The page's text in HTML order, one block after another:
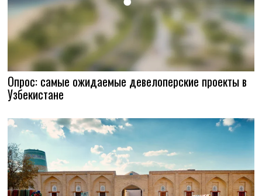
Опрос: самые ожидаемые девелоперские проекты в
Узбекистане